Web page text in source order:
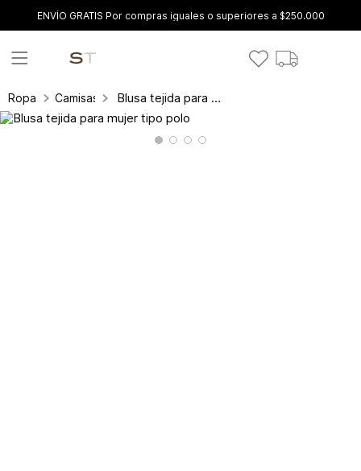
ENVÍO GRATIS Por compras iguales o superiores a $250.000
Ropa Camisas y blusas Blusa tejida para mujer tipo polo